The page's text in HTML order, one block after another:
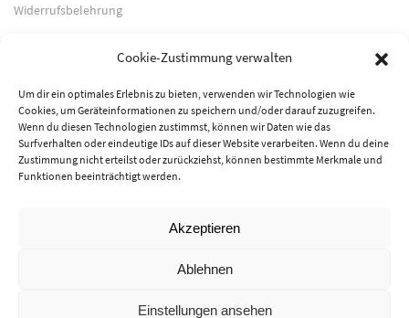
Cookie-Zustimmung verwalten
Um dir ein optimales Erlebnis zu bieten, verwenden wir Technologien wie
Cookies, um Geräteinformationen zu speichern und/oder darauf zuzugreifen.
Wenn du diesen Technologien zustimmst, können wir Daten wie das
Surfverhalten oder eindeutige IDs auf dieser Website verarbeiten. Wenn du deine
Zustimmung nicht erteilst oder zurückziehst, können bestimmte Merkmale und
Funktionen beeinträchtigt werden.
Akzeptieren
Ablehnen
Einstellungen ansehen
Widerrufsbelehrung
Datenschutzerklärung
Zahlungsarten
PayPal